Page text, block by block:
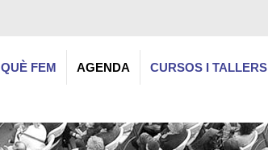
QUÈ FEM AGENDA CURSOS I TALLERS